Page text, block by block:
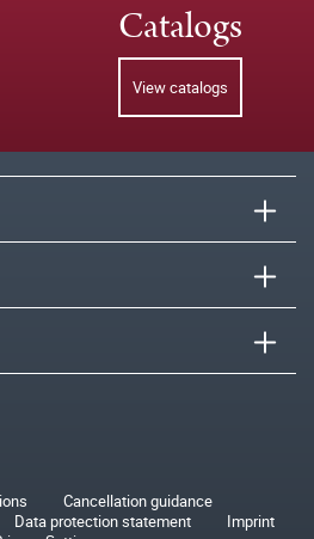
Catalogs
View catalogs
Cancellation guidance
Data protection statement
Imprint